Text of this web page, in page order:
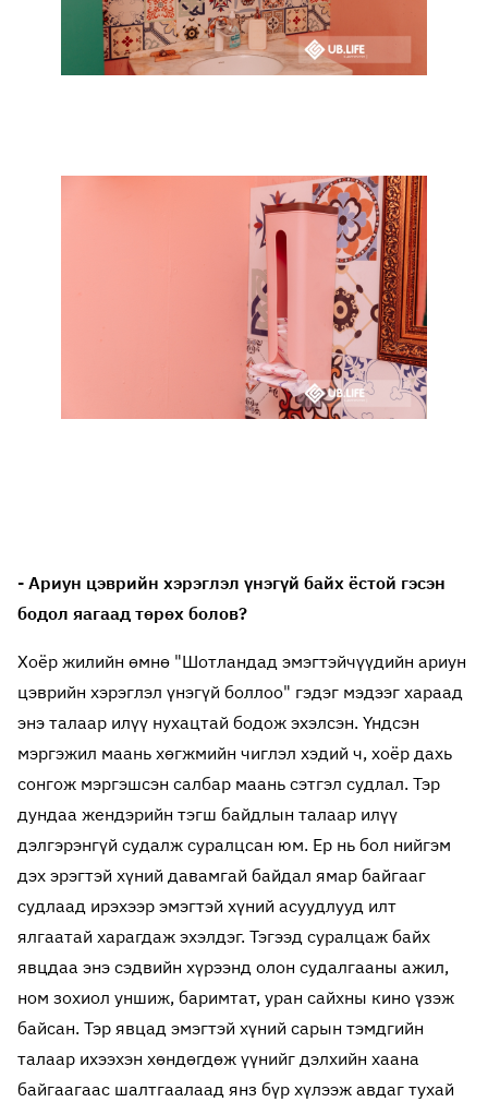
- Ариун цэврийн хэрэглэл үнэгүй байх ёстой гэсэн
бодол яагаад төрөх болов?
Хоёр жилийн өмнө "Шотландад эмэгтэйчүүдийн ариун
цэврийн хэрэглэл үнэгүй боллоо" гэдэг мэдээг хараад
энэ талаар илүү нухацтай бодож эхэлсэн. Үндсэн
мэргэжил маань хөгжмийн чиглэл хэдий ч, хоёр дахь
сонгож мэргэшсэн салбар маань сэтгэл судлал. Тэр
дундаа жендэрийн тэгш байдлын талаар илүү
дэлгэрэнгүй судалж суралцсан юм. Ер нь бол нийгэм
дэх эрэгтэй хүний давамгай байдал ямар байгааг
судлаад ирэхээр эмэгтэй хүний асуудлууд илт
ялгаатай харагдаж эхэлдэг. Тэгээд суралцаж байх
явцдаа энэ сэдвийн хүрээнд олон судалгааны ажил,
ном зохиол уншиж, баримтат, уран сайхны кино үзэж
байсан. Тэр явцад эмэгтэй хүний сарын тэмдгийн
талаар ихээхэн хөндөгдөж үүнийг дэлхийн хаана
байгаагаас шалтгаалаад янз бүр хүлээж авдаг тухай